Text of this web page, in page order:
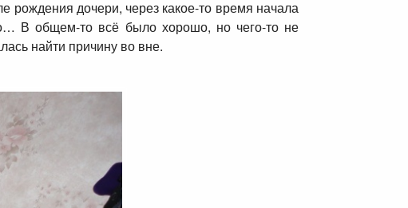
рождения дочери, через какое-то время начала
В общем-то всё было хорошо, но чего-то не
найти причину во вне.